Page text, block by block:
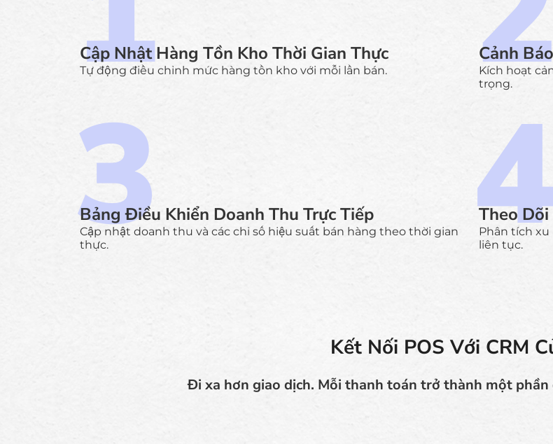
Cập Nhật Hàng Tồn Kho Thời Gian Thực
Tự động điều chỉnh mức hàng tồn kho với mỗi lần bán.
Cảnh
Kích hoạt
trọng.
Bảng Điều Khiển Doanh Thu Trực Tiếp
Cập nhật doanh thu và các chỉ số hiệu suất bán hàng theo thời gian
thực.
Theo
Phân tích xu
liên tục.
Kết Nối POS Với CRM
Đi xa hơn giao dịch. Mỗi thanh toán trở thành một phần